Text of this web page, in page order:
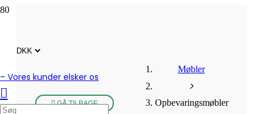
– Vores kunder elsker os
GÅ TILBAGE
Møbler
Opbevaringsmøbler